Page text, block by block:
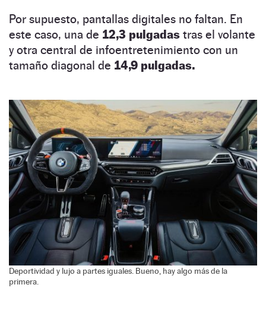
Por supuesto, pantallas digitales no faltan. En
este caso, una de 12,3 pulgadas tras el volante
y otra central de infoentretenimiento con un
tamaño diagonal de 14,9 pulgadas.
Deportividad y lujo a partes iguales. Bueno, hay algo más de la
primera.